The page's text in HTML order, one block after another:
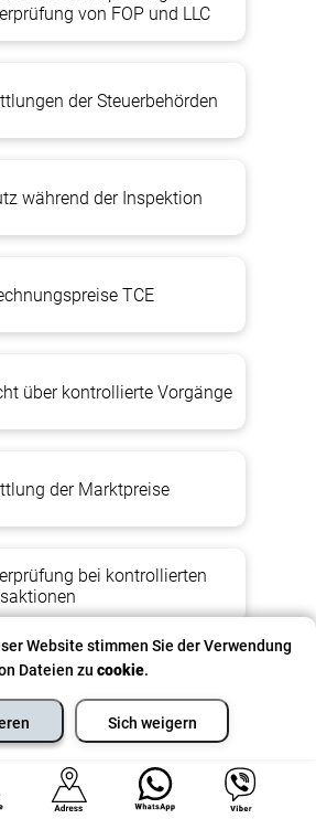
von FOP und LLC
der Steuerbehörden
während der Inspektion
TCE
über kontrollierte Vorgänge
der Marktpreise
bei kontrollierten
vor Gericht
Website stimmen Sie der Verwendung
Dateien zu cookie.
Sich weigern